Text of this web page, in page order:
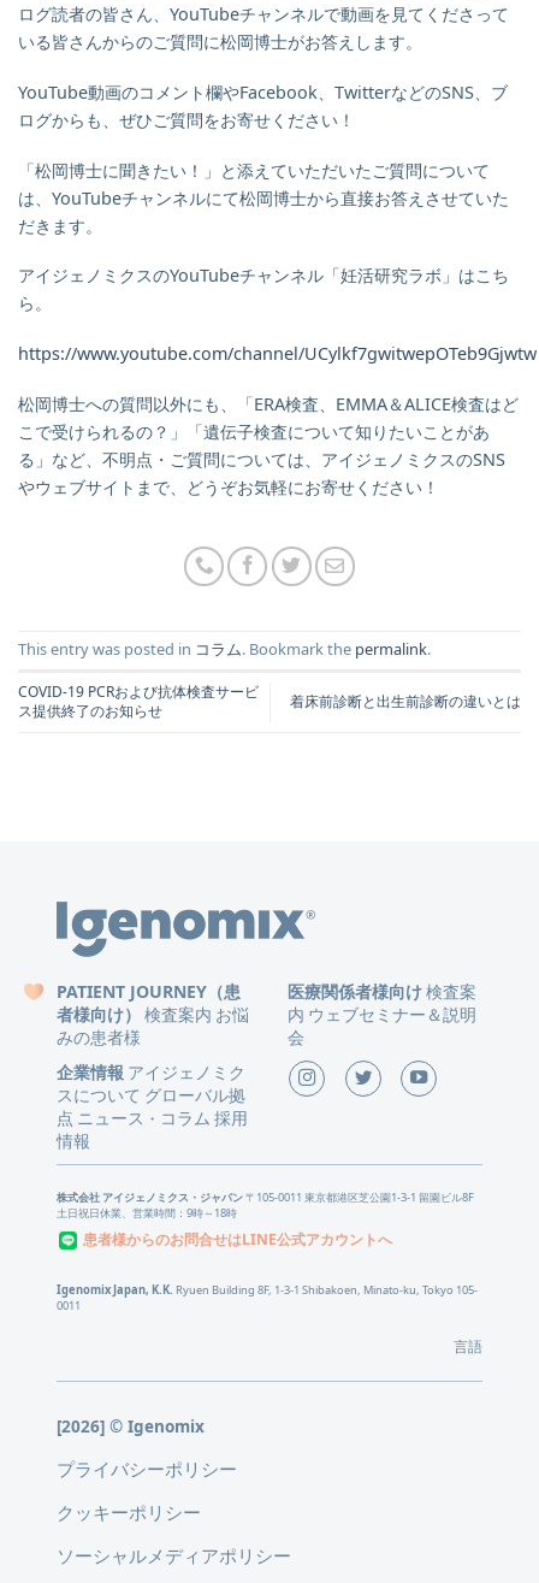
ログ読者の皆さん、YouTubeチャンネルで動画を見てくださって
いる皆さんからのご質問に松岡博士がお答えします。
YouTube動画のコメント欄やFacebook、TwitterなどのSNS、ブ
ログからも、ぜひご質問をお寄せください！
「松岡博士に聞きたい！」と添えていただいたご質問について
は、YouTubeチャンネルにて松岡博士から直接お答えさせていた
だきます。
アイジェノミクスのYouTubeチャンネル「妊活研究ラボ」はこち
ら。
https://www.youtube.com/channel/UCylkf7gwitwepOTeb9Gjwtw
松岡博士への質問以外にも、「ERA検査、EMMA＆ALICE検査はど
こで受けられるの？」「遺伝子検査について知りたいことがあ
る」など、不明点・ご質問については、アイジェノミクスのSNS
やウェブサイトまで、どうぞお気軽にお寄せください！
This entry was posted in コラム. Bookmark the permalink.
COVID-19 PCRおよび抗体検査サービ
ス提供終了のお知らせ
着床前診断と出生前診断の違いとは
PATIENT JOURNEY（患
者様向け） 検査案内 お悩
みの患者様
医療関係者様向け検査案
内 ウェブセミナー＆説明
会
企業情報 アイジェノミク
スについて グローバル拠
点 ニュース ・ コラム 採用
情報
株式会社 アイジェノミクス・ジャパン〒105-0011 東京都港区芝公園1-3-1 留園ビル8F
土日祝日休業、営業時間：9時～18時
患者様からのお問合せはLINE公式アカウントへ
Igenomix Japan, K.K. Ryuen Building 8F, 1-3-1 Shibakoen, Minato-ku, Tokyo 105-
0011
言語
[2026] © Igenomix
プライバシーポリシー
クッキーポリシー
ソーシャルメディアポリシー